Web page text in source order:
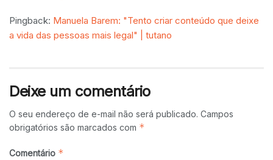
Pingback: Manuela Barem: "Tento criar conteúdo que deixe
a vida das pessoas mais legal" | tutano
Deixe um comentário
O seu endereço de e-mail não será publicado. Campos
obrigatórios são marcados com *
Comentário *